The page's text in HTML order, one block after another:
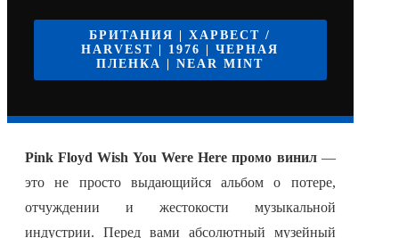
БРИТАНИЯ | ХАРВЕСТ /
HARVEST | 1976 | ЧЕРНАЯ
ПЛЕНКА | NEAR MINT
Pink Floyd Wish You Were Here промо винил—
это не просто выдающийся альбом о потере,
отчуждении и жестокости музыкальной
индустрии. Перед вами абсолютный музейный